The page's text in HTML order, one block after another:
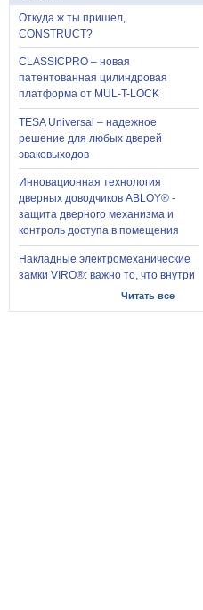
Откуда ж ты пришел,
CONSTRUCT?
CLASSICPRO – новая
патентованная цилиндровая
платформа от MUL-T-LOCK
TESA Universal – надежное
решение для любых дверей
эваковыходов
Инновационная технология
дверных доводчиков ABLOY® -
защита дверного механизма и
контроль доступа в помещения
Накладные электромеханические
замки VIRO®: важно то, что внутри
Читать все